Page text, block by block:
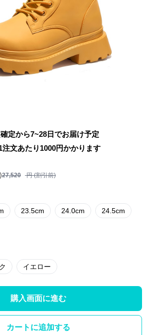
定から7~28日でお届け予定
注文あたり 1000円かかります
27,520 円 (割引前)
23.5cm 24.0cm 24.5cm
イエロー
購入画面に進む
カートに追加する